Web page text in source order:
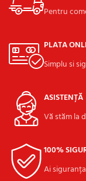
Pentru
PLATA
Simplu si
ASISTENȚĂ
Vă stăm la
100%
Ai